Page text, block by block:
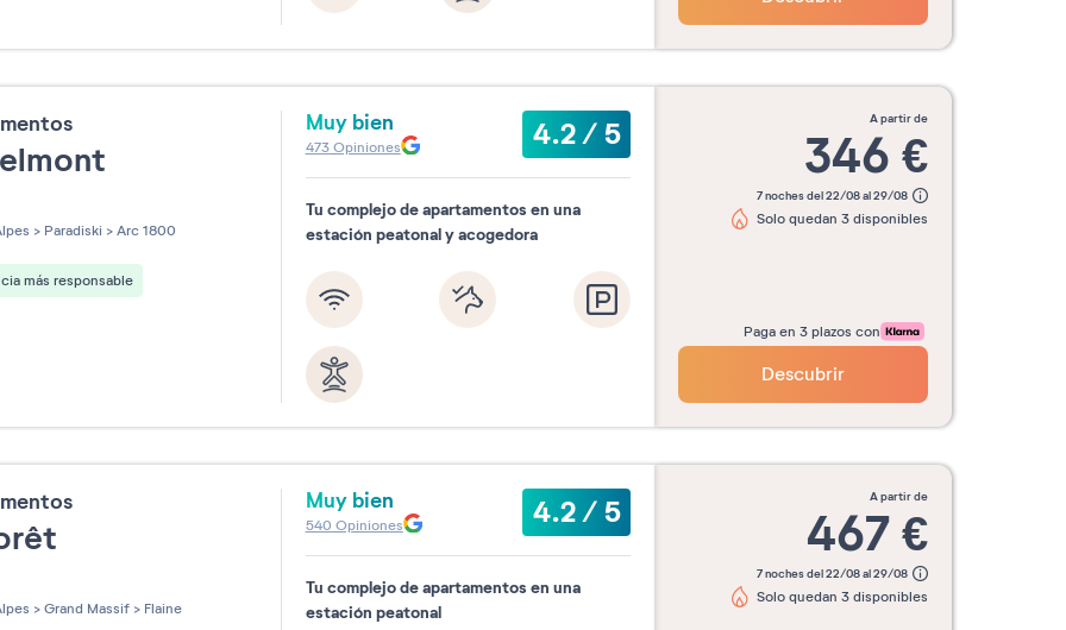
sur 5
> Paradiski > Arc 1800
más responsable
Muy bien 4.2/5
473Opiniones
Tu complejo de apartamentos en una
estación peatonal y acogedora
a partir de
346 €
7 noches del 22/08 al 29/08
Solo quedan 3 disponibles
Paga en 3 plazos con
Descubrir
sur 5
> Grand Massif > Flaine
Muy bien 4.2/5
540 Opiniones
Tu complejo de apartamentos en una
estación peatonal
a partir de
467€
7 noches del 22/08 al 29/08
Solo quedan 3 disponibles